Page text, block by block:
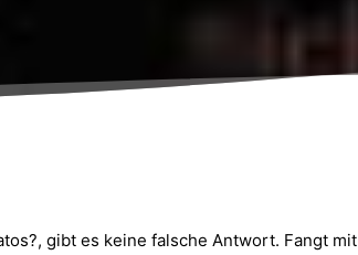
gibt es keine falsche Antwort. Fangt mit